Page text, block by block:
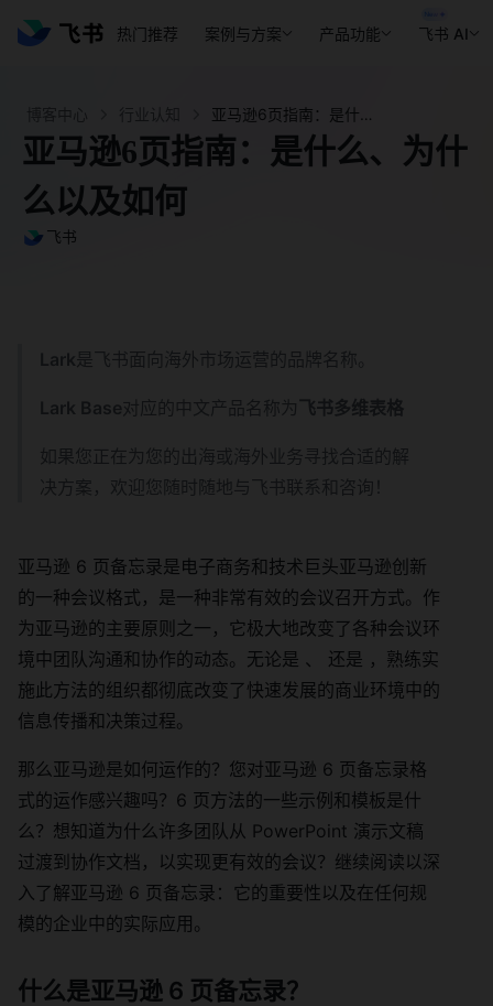
热门推荐 案例与方案 产品功能 飞书 AI
亚马逊6页指南：是什么、为什
么以及如何
飞书
Lark是飞书面向海外市场运营的品牌名称。
Lark Base对应的中文产品名称为 飞书多维表格
如果您正在为您的出海或海外业务寻找合适的解
决方案，欢迎您随时随地与飞书联系和咨询！
亚马逊 6 页备忘录是电子商务和技术巨头亚马逊创新
的一种会议格式，是一种非常有效的会议召开方式。作
为亚马逊的主要原则之一，它极大地改变了各种会议环
境中团队沟通和协作的动态。无论是 、 还是 ，熟练实
施此方法的组织都彻底改变了快速发展的商业环境中的
信息传播和决策过程。
那么亚马逊是如何运作的？您对亚马逊 6 页备忘录格
式的运作感兴趣吗？6 页方法的一些示例和模板是什
么？想知道为什么许多团队从 PowerPoint 演示文稿
过渡到协作文档，以实现更有效的会议？继续阅读以深
入了解亚马逊 6 页备忘录：它的重要性以及在任何规
模的企业中的实际应用。
什么是亚马逊 6 页备忘录？